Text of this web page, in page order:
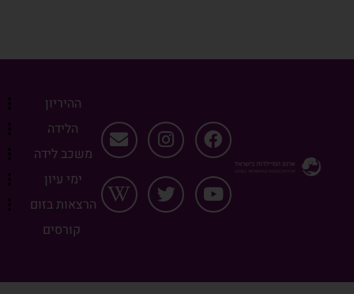
ההיריון
הלידה
משכב לידה
ימי עיון
הרצאות בזום
קורסים